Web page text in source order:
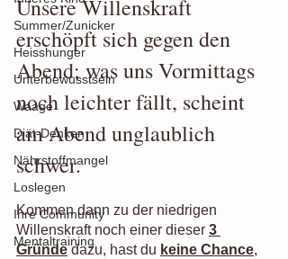
Summer/Zunicker
Heisshunger
Unterbewusstsein
Waage
Diät-Denken
Nährstoffmangel
Loslegen
Ihre Community
Mentaltraining
Unsere Willenskraft
erschöpft sich gegen den
Abend; was uns Vormittags
noch leichter fällt, scheint
am Abend unglaublich
schwer.
Kommen dann zu der niedrigen
Willenskraft noch einer dieser 3
Gründe dazu, hast du keine Chance,